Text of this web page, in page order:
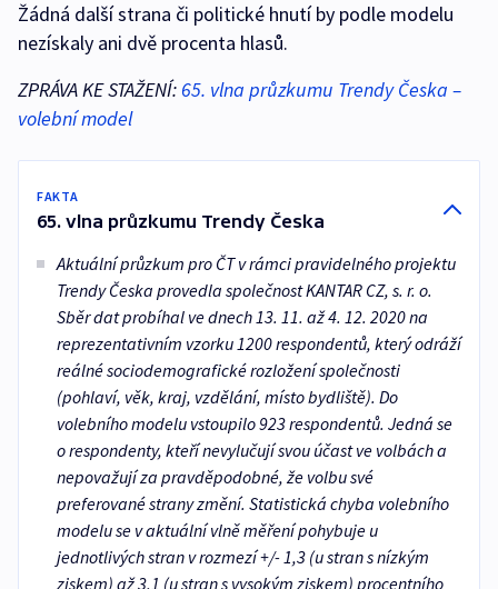
Žádná další strana či politické hnutí by podle modelu
nezískaly ani dvě procenta hlasů.
ZPRÁVA KE STAŽENÍ: 65. vlna průzkumu Trendy Česka –
volební model
FAKTA
65. vlna průzkumu Trendy Česka
Aktuální průzkum pro ČT v rámci pravidelného projektu
Trendy Česka provedla společnost KANTAR CZ, s. r. o.
Sběr dat probíhal ve dnech 13. 11. až 4. 12. 2020 na
reprezentativním vzorku 1200 respondentů, který odráží
reálné sociodemografické rozložení společnosti
(pohlaví, věk, kraj, vzdělání, místo bydliště). Do
volebního modelu vstoupilo 923 respondentů. Jedná se
o respondenty, kteří nevylučují svou účast ve volbách a
nepovažují za pravděpodobné, že volbu své
preferované strany změní. Statistická chyba volebního
modelu se v aktuální vlně měření pohybuje u
jednotlivých stran v rozmezí +/- 1,3 (u stran s nízkým
ziskem) až 3,1 (u stran s vysokým ziskem) procentního